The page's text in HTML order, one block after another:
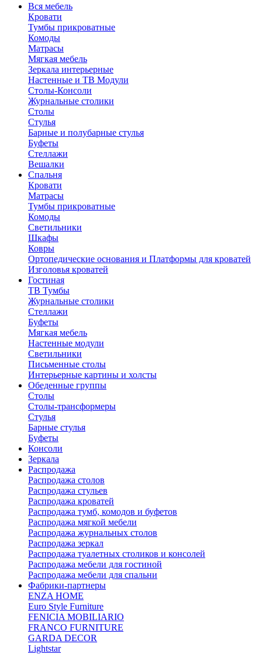
Вся мебель
Кровати
Тумбы прикроватные
Комоды
Матрасы
Мягкая мебель
Зеркала интерьерные
Настенные и ТВ Модули
Столы-Консоли
Журнальные столики
Столы
Стулья
Барные и полубарные стулья
Буфеты
Стеллажи
Вешалки
Cпальня
Кровати
Матрасы
Тумбы прикроватные
Комоды
Светильники
Шкафы
Ковры
Ортопедические основания и Платформы для кроватей
Изголовья кроватей
Гостиная
ТВ Тумбы
Журнальные столики
Стеллажи
Буфеты
Мягкая мебель
Настенные модули
Светильники
Письменные столы
Интерьерные картины и холсты
Обеденные группы
Столы
Столы-трансформеры
Стулья
Барные стулья
Буфеты
Консоли
Зеркала
Распродажа
Распродажа столов
Распродажа стульев
Распродажа кроватей
Распродажа тумб, комодов и буфетов
Распродажа мягкой мебели
Распродажа журнальных столов
Распродажа зеркал
Распродажа туалетных столиков и консолей
Распродажа мебели для гостиной
Распродажа мебели для спальни
Фабрики-партнеры
ENZA HOME
Euro Style Furniture
FENICIA MOBILIARIO
FRANCO FURNITURE
GARDA DECOR
Lightstar